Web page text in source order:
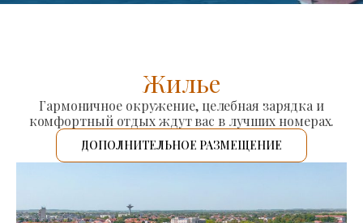
Жилье
Гармоничное окружение, целебная зарядка и
комфортный отдых ждут вас в лучших номерах.
ДОПОЛНИТЕЛЬНОЕ РАЗМЕЩЕНИЕ